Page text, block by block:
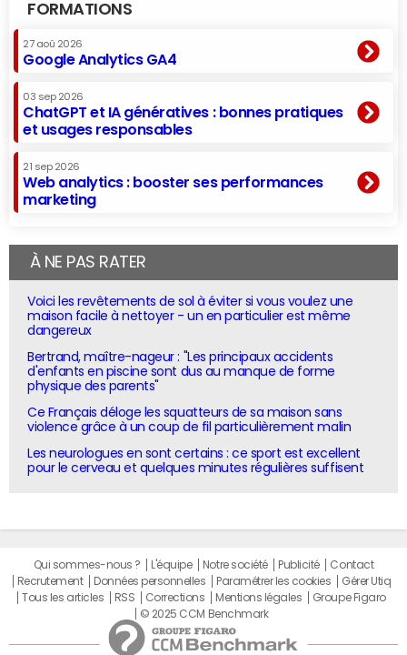
FORMATIONS
27 aoû 2026
Google Analytics GA4
03 sep 2026
ChatGPT et IA génératives : bonnes pratiques
et usages responsables
21 sep 2026
Web analytics : booster ses performances
marketing
À NE PAS RATER
Voici les revêtements de sol à éviter si vous voulez une
maison facile à nettoyer - un en particulier est même
dangereux
Bertrand, maître-nageur : "Les principaux accidents
d'enfants en piscine sont dus au manque de forme
physique des parents"
Ce Français déloge les squatteurs de sa maison sans
violence grâce à un coup de fil particulièrement malin
Les neurologues en sont certains : ce sport est excellent
pour le cerveau et quelques minutes régulières suffisent
Qui sommes-nous ? L'équipe Notre société Publicité
Contact
Recrutement
Données personnelles Paramétrer les cookies
Gérer Utiq
Tous les articles
RSS Corrections Mentions légales
Groupe Figaro
© 2025 CCM Benchmark